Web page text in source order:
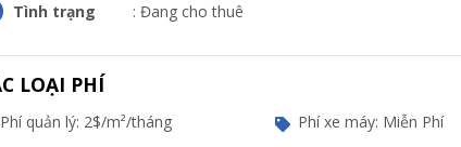
Tình trạng : Đang cho thuê
LOẠI PHÍ
Phí quản lý: 2$/m²/tháng
Phí xe máy: Miễn Phí